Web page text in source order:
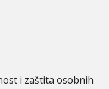
i zaštita osobnih